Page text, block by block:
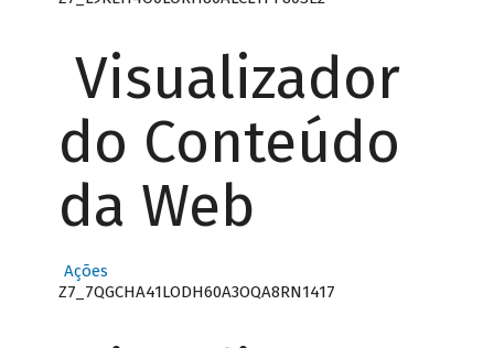
Visualizador
do Conteúdo
da Web
Ações
Z7_7QGCHA41LODH60A3OQA8RN1417